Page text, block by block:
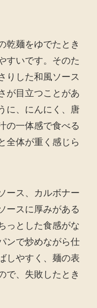
乾麺をゆでたとき
すいです。そのた
りした和風ソース
が目立つことがあ
に、にんにく、唐
の一体感で食べる
全体が重く感じら
ース、カルボナー
ースに厚みがある
っとした食感がな
ンで炒めながら仕
しやすく、麺の表
で、失敗したとき